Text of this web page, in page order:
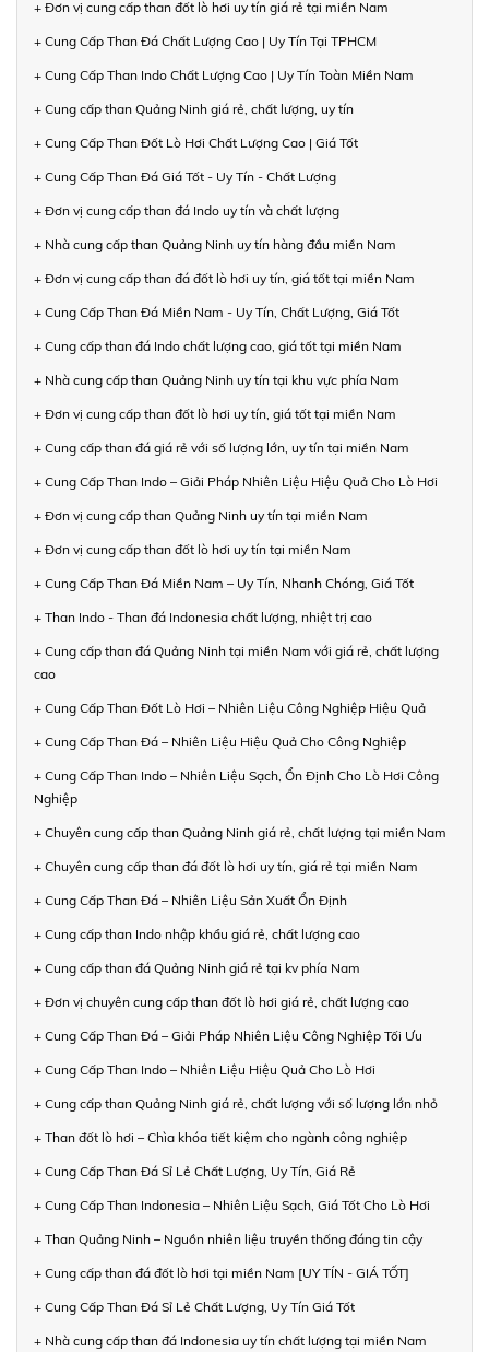
+ Đơn vị cung cấp than đốt lò hơi uy tín giá rẻ tại miền Nam
+ Cung Cấp Than Đá Chất Lượng Cao | Uy Tín Tại TPHCM
+ Cung Cấp Than Indo Chất Lượng Cao | Uy Tín Toàn Miền Nam
+ Cung cấp than Quảng Ninh giá rẻ, chất lượng, uy tín
+ Cung Cấp Than Đốt Lò Hơi Chất Lượng Cao | Giá Tốt
+ Cung Cấp Than Đá Giá Tốt - Uy Tín - Chất Lượng
+ Đơn vị cung cấp than đá Indo uy tín và chất lượng
+ Nhà cung cấp than Quảng Ninh uy tín hàng đầu miền Nam
+ Đơn vị cung cấp than đá đốt lò hơi uy tín, giá tốt tại miền Nam
+ Cung Cấp Than Đá Miền Nam - Uy Tín, Chất Lượng, Giá Tốt
+ Cung cấp than đá Indo chất lượng cao, giá tốt tại miền Nam
+ Nhà cung cấp than Quảng Ninh uy tín tại khu vực phía Nam
+ Đơn vị cung cấp than đốt lò hơi uy tín, giá tốt tại miền Nam
+ Cung cấp than đá giá rẻ với số lượng lớn, uy tín tại miền Nam
+ Cung Cấp Than Indo – Giải Pháp Nhiên Liệu Hiệu Quả Cho Lò Hơi
+ Đơn vị cung cấp than Quảng Ninh uy tín tại miền Nam
+ Đơn vị cung cấp than đốt lò hơi uy tín tại miền Nam
+ Cung Cấp Than Đá Miền Nam – Uy Tín, Nhanh Chóng, Giá Tốt
+ Than Indo - Than đá Indonesia chất lượng, nhiệt trị cao
+ Cung cấp than đá Quảng Ninh tại miền Nam với giá rẻ, chất lượng
cao
+ Cung Cấp Than Đốt Lò Hơi – Nhiên Liệu Công Nghiệp Hiệu Quả
+ Cung Cấp Than Đá – Nhiên Liệu Hiệu Quả Cho Công Nghiệp
+ Cung Cấp Than Indo – Nhiên Liệu Sạch, Ổn Định Cho Lò Hơi Công
Nghiệp
+ Chuyên cung cấp than Quảng Ninh giá rẻ, chất lượng tại miền Nam
+ Chuyên cung cấp than đá đốt lò hơi uy tín, giá rẻ tại miền Nam
+ Cung Cấp Than Đá – Nhiên Liệu Sản Xuất Ổn Định
+ Cung cấp than Indo nhập khẩu giá rẻ, chất lượng cao
+ Cung cấp than đá Quảng Ninh giá rẻ tại kv phía Nam
+ Đơn vị chuyên cung cấp than đốt lò hơi giá rẻ, chất lượng cao
+ Cung Cấp Than Đá – Giải Pháp Nhiên Liệu Công Nghiệp Tối Ưu
+ Cung Cấp Than Indo – Nhiên Liệu Hiệu Quả Cho Lò Hơi
+ Cung cấp than Quảng Ninh giá rẻ, chất lượng với số lượng lớn nhỏ
+ Than đốt lò hơi – Chìa khóa tiết kiệm cho ngành công nghiệp
+ Cung Cấp Than Đá Sỉ Lẻ Chất Lượng, Uy Tín, Giá Rẻ
+ Cung Cấp Than Indonesia – Nhiên Liệu Sạch, Giá Tốt Cho Lò Hơi
+ Than Quảng Ninh – Nguồn nhiên liệu truyền thống đáng tin cậy
+ Cung cấp than đá đốt lò hơi tại miền Nam [UY TÍN - GIÁ TỐT]
+ Cung Cấp Than Đá Sỉ Lẻ Chất Lượng, Uy Tín Giá Tốt
+ Nhà cung cấp than đá Indonesia uy tín chất lượng tại miền Nam